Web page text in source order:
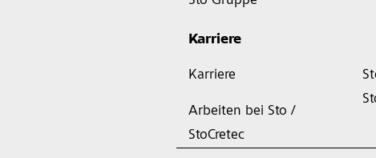
Karriere
Karriere
Arbeiten bei Sto /
StoCretec